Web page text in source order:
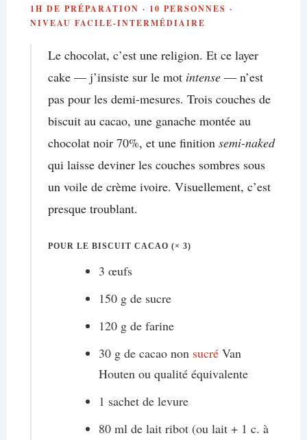
1H DE PRÉPARATION · 10 PERSONNES ·
NIVEAU FACILE-INTERMÉDIAIRE
Le chocolat, c’est une religion. Et ce layer
cake — j’insiste sur le mot intense— n’est
pas pour les demi-mesures. Trois couches de
biscuit au cacao, une ganache montée au
chocolat noir 70%, et une finition semi-naked
qui laisse deviner les couches sombres sous
un voile de crème ivoire. Visuellement, c’est
presque troublant.
POUR LE BISCUIT CACAO (× 3)
3 œufs
150 g de sucre
120 g de farine
30 g de cacao non sucréVan
Houten ou qualité équivalente
1 sachet de levure
80 ml de lait ribot (ou lait + 1 c. à